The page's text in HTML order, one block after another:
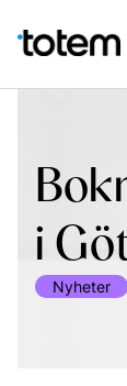
i
Nyheter